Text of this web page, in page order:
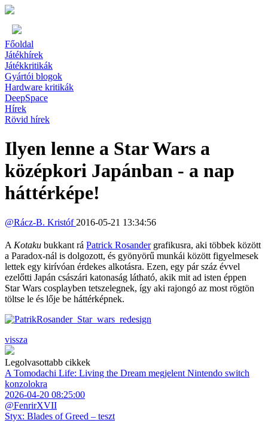
Főoldal
Játékhírek
Játékkritikák
Gyártói blogok
Hardware kritikák
DeepSpace
Hírek
Rövid hírek
Ilyen lenne a Star Wars a
középkori Japánban - a nap
háttérképe!
@Rácz-B. Kristóf 2016-05-21 13:34:56
A Kotaku bukkant rá Patrick Rosandergrafikusra, aki többek között
a Paradox-nál is dolgozott, és gyönyörű munkái között figyelmesek
lettek egy kirívóan érdekes alkotásra. Ezen, egy pár száz évvel
ezelőtti Japán császári katonaság látható, akik mit ad isten éppen
Star Wars cosplayben tetszelegnek, így aki rajongó az most rögtön
töltse le és lője be háttérképnek.
vissza
Legolvasottabb cikkek
A Tomodachi Life: Living the Dream megjelent Nintendo switch
konzolokra
2026-04-20 08:25:00
@FenrirXVII
Styx: Blades of Greed – teszt